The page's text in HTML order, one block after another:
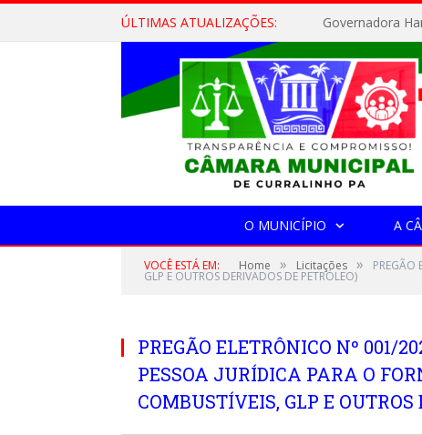
ÚLTIMAS ATUALIZAÇÕES: Governadora
O MUNICÍPIO A
VOCÊ ESTÁ EM: Home » Licitações » PREGÃO
GLP E OUTROS DERIVADOS DE PETRÓLEO)
PREGÃO ELETRÔNICO Nº 001/
PESSOA JURÍDICA PARA O
COMBUSTÍVEIS, GLP E OUTROS